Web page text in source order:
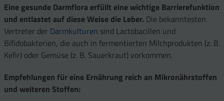
Eine gesunde Darmflora erfüllt eine wichtige Barrierefunktion
und entlastet auf diese Weise die Leber. Die bekanntesten
Vertreter der Darmkulturen sind Lactobacillen und
Bifidobakterien, die auch in fermentierten Milchprodukten (z. B.
Kefir) oder Gemüse (z. B. Sauerkraut) vorkommen.
Empfehlungen für eine Ernährung reich an Mikronährstoffen
und weiteren Stoffen: